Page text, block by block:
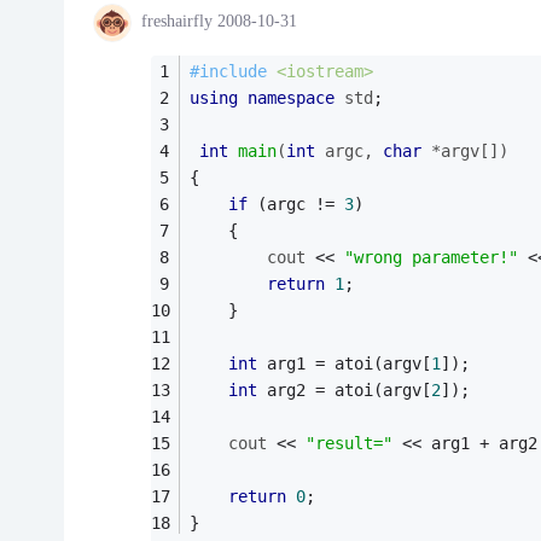
freshairfly 2008-10-31
#include <iostream>
using namespace std ;
int main(int argc, char *argv[])
{
if (argc != 3)
    {
cout << "wrong parameter!"
return 1 ;
    }
int arg1 = atoi(argv[1 ]);
int arg2 = atoi(argv[2]);
cout << "result=" << arg1 + arg2
return 0;
}